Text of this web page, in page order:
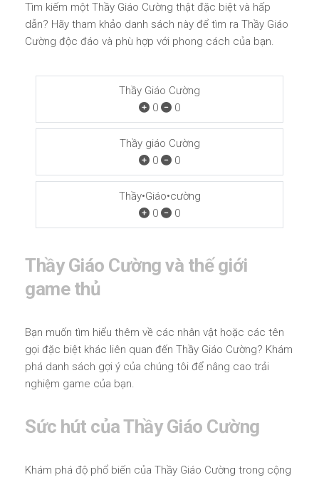
Tìm kiếm một Thầy Giáo Cường thật đặc biệt và hấp
dẫn? Hãy tham khảo danh sách này để tìm ra Thầy Giáo
Cường độc đáo và phù hợp với phong cách của bạn.
Thầy Giáo Cường
0
0
Thầy giáo Cường
0
0
Thầy•Giáo•cường
0
0
Thầy Giáo Cường và thế giới
game thủ
Bạn muốn tìm hiểu thêm về các nhân vật hoặc các tên
gọi đặc biệt khác liên quan đến Thầy Giáo Cường? Khám
phá danh sách gợi ý của chúng tôi để nâng cao trải
nghiệm game của bạn.
Sức hút của Thầy Giáo Cường
Khám phá độ phổ biến của Thầy Giáo Cường trong cộng